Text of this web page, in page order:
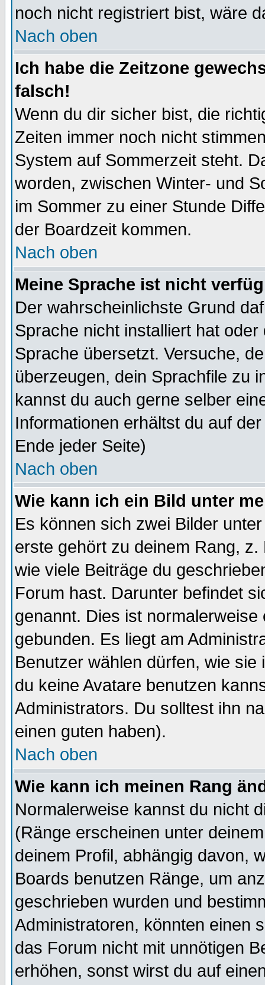
noch nicht registriert bist, wäre
Nach oben
Ich habe die Zeitzone
falsch!
Wenn du dir sicher bist, die
Zeiten immer noch nicht
System auf Sommerzeit steht.
worden, zwischen Winter- und
im Sommer zu einer Stunde
der Boardzeit kommen.
Nach oben
Meine Sprache ist nicht
Der wahrscheinlichste Grund
Sprache nicht installiert hat
Sprache übersetzt. Versuche,
überzeugen, dein Sprachfile zu
kannst du auch gerne selber
Informationen erhältst du auf
Ende jeder Seite)
Nach oben
Wie kann ich ein Bild unter
Es können sich zwei Bilder
erste gehört zu deinem Rang,
wie viele Beiträge du
Forum hast. Darunter befindet
genannt. Dies ist
gebunden. Es liegt am
Benutzer wählen dürfen, wie
du keine Avatare benutzen
Administrators. Du solltest ihn
einen guten haben).
Nach oben
Wie kann ich meinen Rang
Normalerweise kannst du nicht
(Ränge erscheinen unter
deinem Profil, abhängig davon,
Boards benutzen Ränge, um
geschrieben wurden und
Administratoren, könnten einen
das Forum nicht mit unnötigen
erhöhen, sonst wirst du auf